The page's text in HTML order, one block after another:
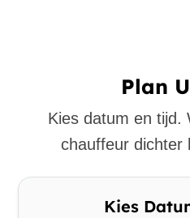
Plan
Kies datum en tijd.
chauffeur dichter
Kies